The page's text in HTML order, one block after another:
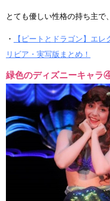
とても優しい性格の持ち主で
・
【ピートとドラゴン】エ
リビア・実写版まとめ！
緑色のディズニーキャラ